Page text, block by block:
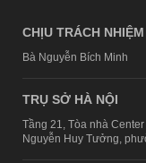
CHỊU TRÁCH
Bà Nguyễn Bích Minh
TRỤ SỞ HÀ NỘI
Tầng 21, Tòa nhà
Nguyễn Huy Tưởng,